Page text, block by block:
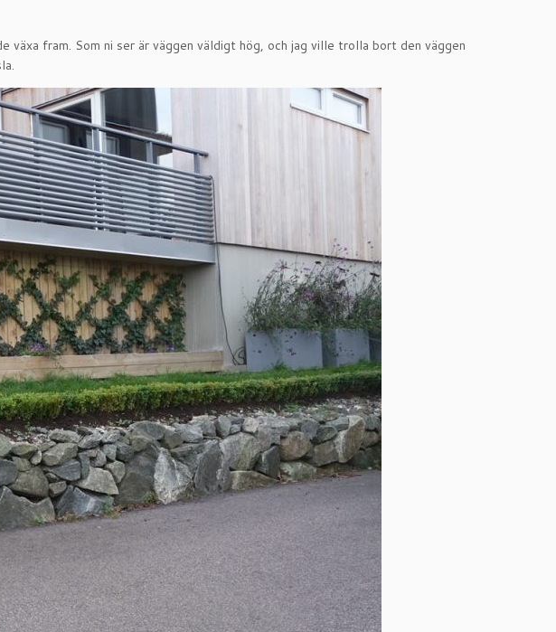
fram. Som ni ser är väggen väldigt hög, och jag ville trolla bort den väggen